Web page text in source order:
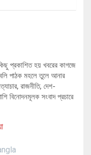
কিছু প্রকাশিত হয় খবরের কাগজে
পাঠক মহলে তুলে আনার
রাজনীতি, দেশ-
বিনোদনমূলক সংবাদ প্রচারে